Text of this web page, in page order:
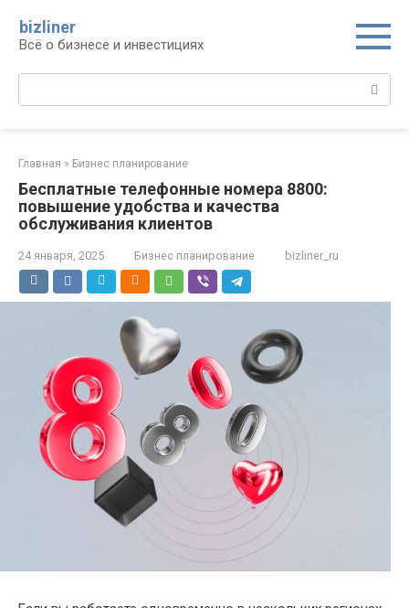
контенту
bizliner
Всё о бизнесе и инвестициях
Поиск:
Главная » Бизнес планирование
Бесплатные телефонные номера 8800:
повышение удобства и качества
обслуживания клиентов
24 января, 2025 Бизнес планирование bizliner_ru